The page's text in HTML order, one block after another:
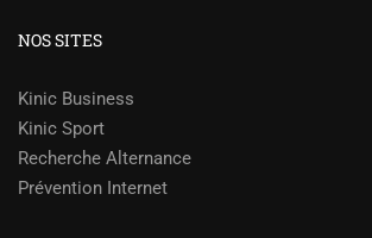
NOS SITES
Kinic Business
Kinic Sport
Recherche Alternance
Prévention Internet